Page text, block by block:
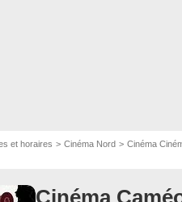
et horaires Cinéma Nord Cinéma
Cinéma